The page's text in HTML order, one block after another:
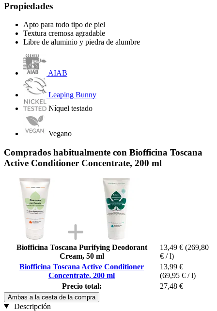
Propiedades
Apto para todo tipo de piel
Textura cremosa agradable
Libre de aluminio y piedra de alumbre
AIAB
Leaping Bunny
Níquel testado
Vegano
Comprados habitualmente con Biofficina Toscana
Active Conditioner Concentrate, 200 ml
Biofficina Toscana Purifying Deodorant
Cream, 50 ml
13,49 € (269,80
€ / l)
Biofficina Toscana Active Conditioner
Concentrate, 200 ml
13,99 €
(69,95 € / l)
Precio total:
27,48 €
Ambas a la cesta de la compra
Descripción